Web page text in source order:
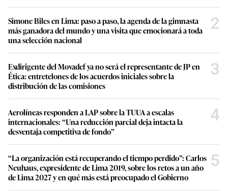
Simone Biles en Lima: paso a paso, la agenda de la gimnasta
más ganadora del mundo y una visita que emocionará a toda
una selección nacional
2
Exdirigente del Movadef ya no será el representante de JP en
Ética: entretelones de los acuerdos iniciales sobre la
distribución de las comisiones
3
Aerolíneas responden a LAP sobre la TUUA a escalas
internacionales: “Una reducción parcial deja intacta la
desventaja competitiva de fondo”
4
“La organización está recuperando el tiempo perdido”: Carlos
Neuhaus, expresidente de Lima 2019, sobre los retos a un año
de Lima 2027 y en qué más está preocupado el Gobierno
5